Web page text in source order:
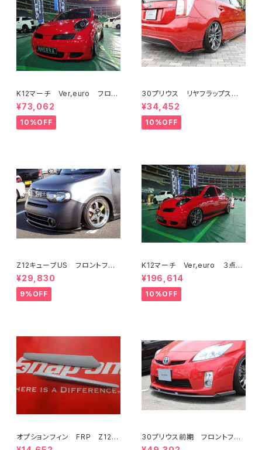
K12マーチ Ver,euro フロン
トバンパー
¥73,062
10%OFF
30プリウス リヤフラップスポ
イラー FRP ミネルバVer.GT
¥34,452
10%OFF
Z12キューブUS フロントフラッ
プスポイラー USバンパー専用
¥29,830
9%OFF
K12マーチ Ver,euro ３点KI
T フロントバンパー/サイド/リ
ア
¥196,614
10%OFF
オプションフィン FRP Z12キ
ューブ K12マーチ Ver.euro
30プリウス前期 フロントフラ
ップスポイラー FRP ミネル